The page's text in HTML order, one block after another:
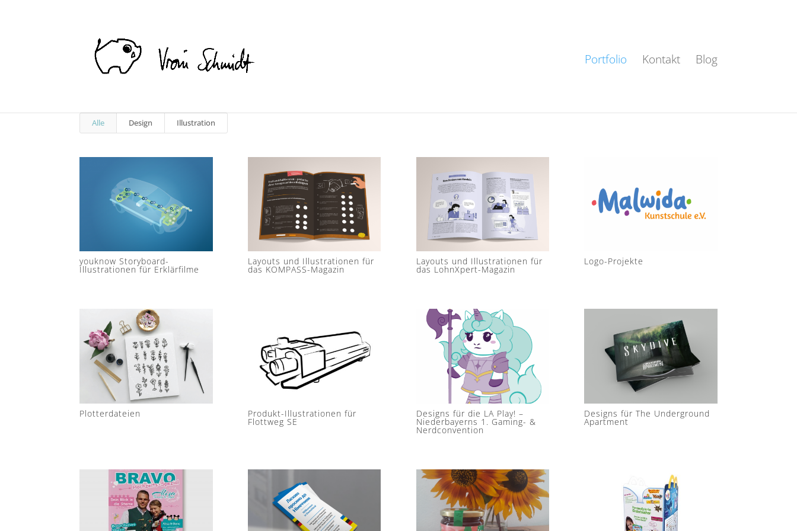
Portfolio Kontakt Blog
Alle Design Illustration
youknow Storyboard-
Illustrationen für Erklärfilme
Layouts und Illustrationen für
das KOMPASS-Magazin
Layouts und Illustrationen für
das LohnXpert-Magazin
Logo-Projekte
Plotterdateien Produkt-Illustrationen für
Flottweg SE
Designs für die LA Play! –
Niederbayerns 1. Gaming- &
Nerdconvention
Designs für The Underground
Apartment